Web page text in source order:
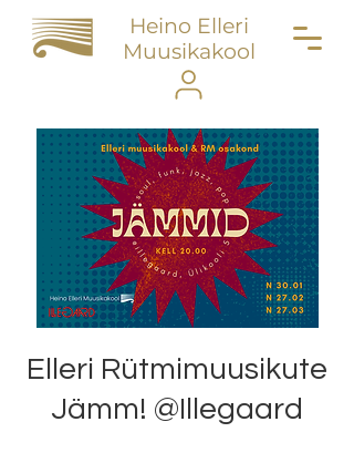
Heino Elleri
Muusikakool
Elleri Rütmimuusikute
Jämm! @Illegaard